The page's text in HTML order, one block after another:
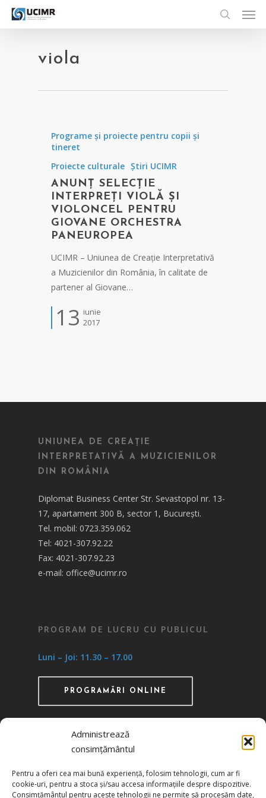
Administrează
consimțământul
Pentru a oferi cea mai bună experiență, folosim tehnologii, cum ar fi
cookie-uri, pentru a stoca și/sau accesa informațiile despre dispozitive.
Consimțământul pentru aceste tehnologii ne permite să procesăm date,
Skip
search
viola
Programe și proiecte pentru copii și
tineret
Proiecte culturale Știri UCIMR
ANUNȚ SELECȚIE
INTERPREȚI VIOLĂ ȘI
VIOLONCEL PENTRU
GIOVANE ORCHESTRA
PANEUROPEA
UCIMR – Uniunea de Creație Interpretativă
a Muzicienilor din România, în calitate de
partener al Giovane…
13 iunie
2017
UNIUNEA DE CREAȚIE
INTERPRETATIVĂ A MUZICIENILOR
DIN ROMÂNIA
Diplomat Business Center Str. Sevastopol nr. 13-
17, apartament 300 B, sector 1, București.
Tel. mobil: 0723.359.062
Tel: 4021-307.92.22
Fax: 4021-307.92.23
e-mail: office@ucimr.ro
PROGRAM DE LUCRU CU PUBLICUL
Luni – Joi: 11.30 – 17.00
PROGRAMĂRI ONLINE
prin HG 1242/29.11.2000 publicată în MO nr.
634/06.12.2000